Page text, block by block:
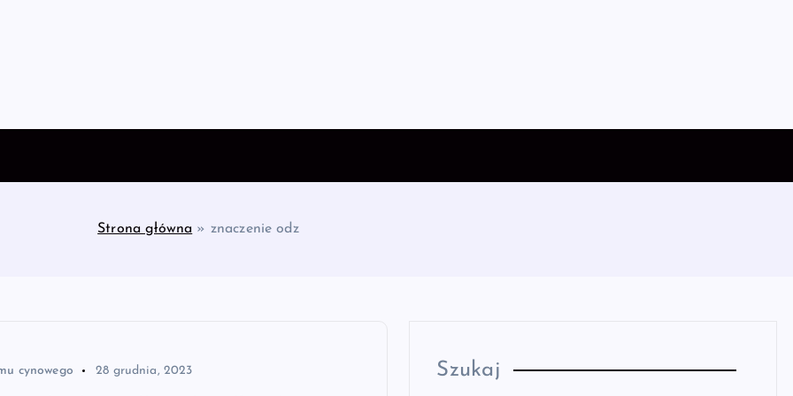
Strona główna » znaczenie odz
cynowego 28 grudnia, 2023 Szukaj